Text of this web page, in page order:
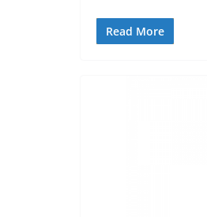
Read More